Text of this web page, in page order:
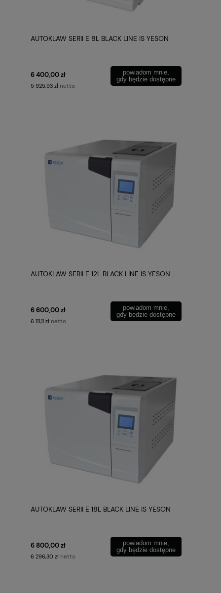
AUTOKLAW SERII E 8L BLACK LINE IS YESON
6 400,00 zł
5 925,93 zł netto
powiadom mnie,
gdy będzie dostępne
AUTOKLAW SERII E 12L BLACK LINE IS YESON
6 600,00 zł
6 111,11 zł netto
powiadom mnie,
gdy będzie dostępne
AUTOKLAW SERII E 18L BLACK LINE IS YESON
6 800,00 zł
6 296,30 zł netto
powiadom mnie,
gdy będzie dostępne